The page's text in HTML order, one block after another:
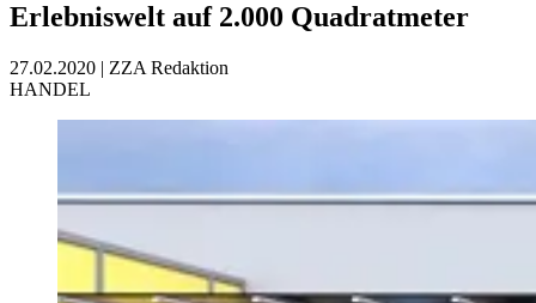
Erlebniswelt auf 2.000 Quadratmeter
27.02.2020 | ZZA Redaktion
HANDEL